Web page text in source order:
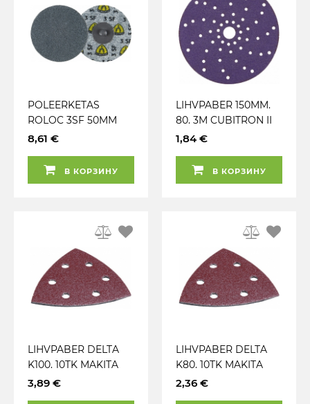
POLEERKETAS
ROLOC 3SF 50MM
QRC 500 KLINGSPOR
8,61 €
В КОРЗИНУ
LIHVPABER 150MM.
80. 3M CUBITRON II
HOOKIT CLEAN
737U
1,84 €
В КОРЗИНУ
LIHVPABER DELTA
K100. 10TK MAKITA
3,89 €
LIHVPABER DELTA
K80. 10TK MAKITA
2,36 €